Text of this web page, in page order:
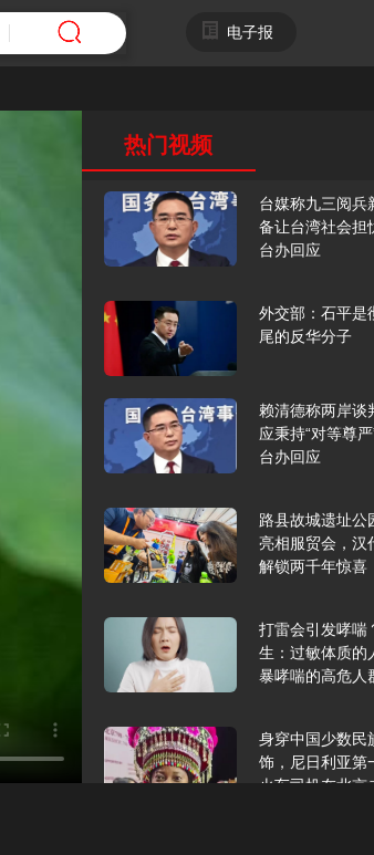
电子报
热门视频
台媒称九三阅兵
备让台湾社会担
台办回应
外交部：石平是
尾的反华分子
赖清德称两岸谈
应秉持“对等尊
台办回应
路县故城遗址公
亮相服贸会，汉
解锁两千年惊喜
打雷会引发哮喘
生：过敏体质的
暴哮喘的高危人
身穿中国少数民
饰，尼日利亚第
火车司机在北京